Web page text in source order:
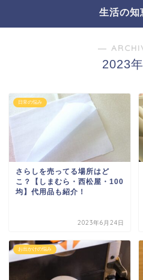
生活の知
―
2023
日常の悩み
さらしを売ってる場所はど
こ？【しまむら・西松屋・100
均】代用品も紹介！
2023年6月24日
お出かけの悩み